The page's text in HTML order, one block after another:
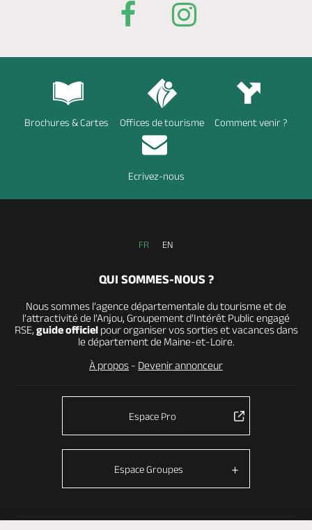
Brochures & Cartes Offices de tourisme Comment venir ?
Ecrivez-nous
FR EN
QUI SOMMES-NOUS ?
Nous sommes l’agence départementale du tourisme et de
l’attractivité de l’Anjou, Groupement d’Intérêt Public engagé
RSE, guide officielpour organiser vos sorties et vacances dans
le département de Maine-et-Loire.
À propos - Devenir annonceur
Espace Pro
Espace Groupes